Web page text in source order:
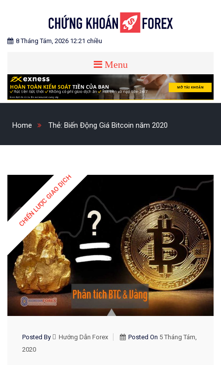
CHỨNG KHOÁN FOREX
Blog chia sẻ về Chứng Khoán và Forex
8 Tháng Tám, 2026 12:21 chiều
Menu
Home Thẻ: Biến Động Giá Bitcoin năm 2020
CHIẾN LƯỢC GIAO DỊCH
Posted By Hướng Dẫn Forex Posted On 5 Tháng Tám,
2020